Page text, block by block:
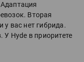
Вторая
вас нет гибрида.
У Hyde в приоритете